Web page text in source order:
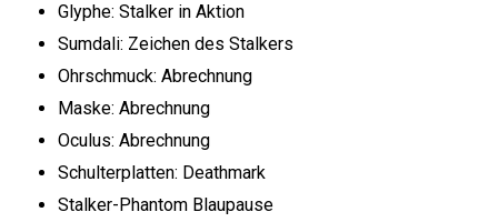
Glyphe: Stalker in Aktion
Sumdali: Zeichen des Stalkers
Ohrschmuck: Abrechnung
Maske: Abrechnung
Oculus: Abrechnung
Schulterplatten: Deathmark
Stalker-Phantom Blaupause